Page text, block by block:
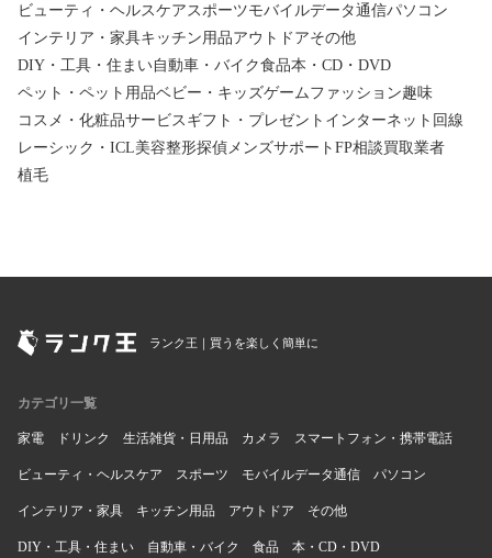
ビューティ・ヘルスケア スポーツモバイルデータ通信パソコン
インテリア・家具キッチン用品アウトドアその他
DIY・工具・住まい自動車・バイク食品本・CD・DVD
ペット・ペット用品ベビー・キッズゲーム ファッション趣味
コスメ・化粧品サービス ギフト・プレゼント インターネット回線
レーシック・ICL美容整形探偵 メンズサポート FP相談買取業者
植毛
ランク王｜買うを楽しく簡単に
カテゴリ一覧
家電 ドリンク 生活雑貨・日用品 カメラ スマートフォン・携帯電話
ビューティ・ヘルスケア スポーツ モバイルデータ通信 パソコン
インテリア・家具 キッチン用品 アウトドア その他
DIY・工具・住まい 自動車・バイク 食品 本・CD・DVD